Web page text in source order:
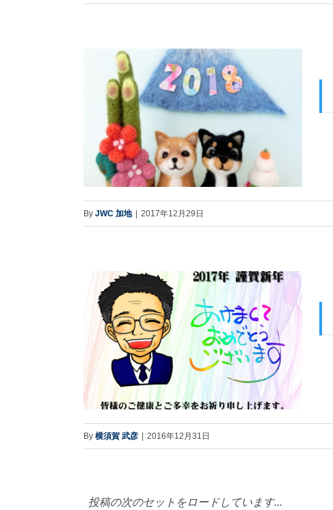
By JWC 加地 2017年12月29日
By 横須賀 武彦 2016年12月31日
投稿の次のセットをロードしています...